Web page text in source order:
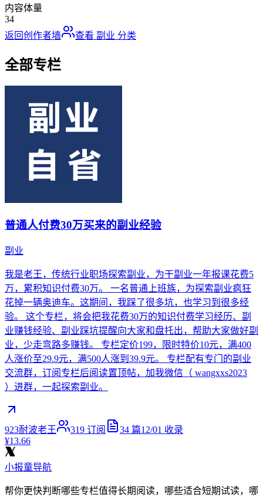
内容体量
34
返回创作者墙
查看 副业 分类
全部专栏
普通人付费30万买来的副业经验
副业
我是老王，传统行业职场探索副业，为干副业一年报课花费5
万，累积知识付费30万。 一名普通上班族，为探索副业疯狂
花掉一辆奥迪车。这期间，我踩了很多坑，也学习到很多经
验。 这个专栏，将会把我花费30万的知识付费学习经历、副
业赚钱经验、副业踩坑提醒向大家和盘托出，帮助大家做好副
业，少走弯路多赚钱。 专栏定价199，限时特价10元，满400
人涨价至29.9元，满500人涨到39.9元。 专栏配有专门的副业
交流群，订阅专栏后阅读置顶帖，加我微信（ wangxxs2023
）进群，一起探索副业。
923耐波老王 319 订阅 34 篇12/01 收录
¥13.66
小报童导航
帮你更快判断哪些专栏值得长期阅读，哪些适合短期试读，哪